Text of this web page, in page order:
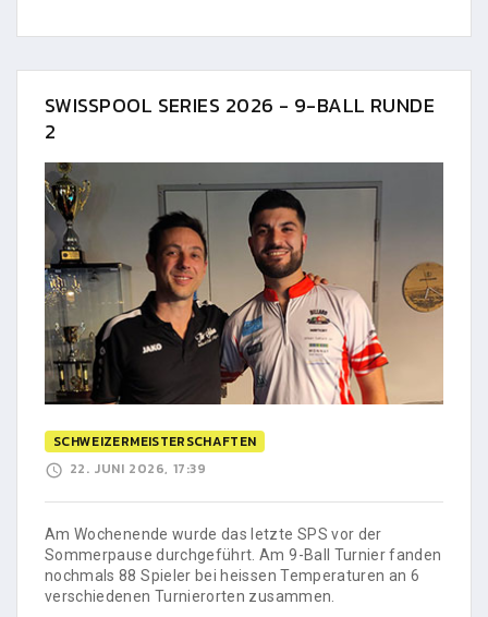
SWISSPOOL SERIES 2026 - 9-BALL RUNDE
2
SCHWEIZERMEISTERSCHAFTEN
22. JUNI 2026, 17:39
Am Wochenende wurde das letzte SPS vor der
Sommerpause durchgeführt. Am 9-Ball Turnier fanden
nochmals 88 Spieler bei heissen Temperaturen an 6
verschiedenen Turnierorten zusammen.